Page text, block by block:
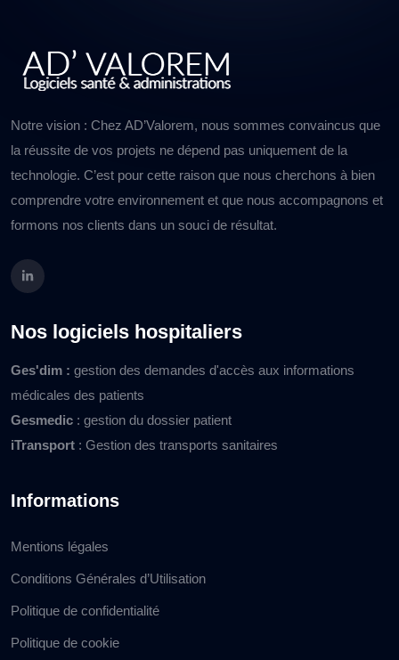
Notre vision : Chez AD’Valorem, nous sommes convaincus que
la réussite de vos projets ne dépend pas uniquement de la
technologie. C’est pour cette raison que nous cherchons à bien
comprendre votre environnement et que nous accompagnons et
formons nos clients dans un souci de résultat.
Nos logiciels hospitaliers
Ges'dim : gestion des demandes d'accès aux informations
médicales des patients
Gesmedic : gestion du dossier patient
iTransport : Gestion des transports sanitaires
Informations
Mentions légales
Conditions Générales d’Utilisation
Politique de confidentialité
Politique de cookie